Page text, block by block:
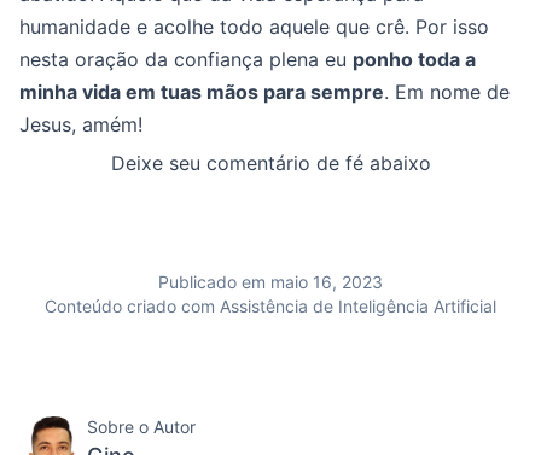
humanidade e acolhe todo aquele que crê. Por isso
nesta oração da confiança plena eu ponho toda a
minha vida em tuas mãos para sempre. Em nome de
Jesus, amém!
Deixe seu comentário de fé abaixo
Publicado em maio 16, 2023
Conteúdo criado com Assistência de Inteligência Artificial
Sobre o Autor